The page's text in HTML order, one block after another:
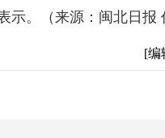
示。（来源：闽北日报
[编